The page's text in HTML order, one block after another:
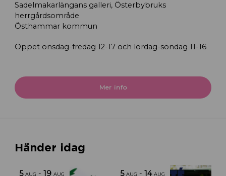
Sadelmakarlängans galleri, Österbybruks
herrgårdsområde
Östhammar kommun
Öppet onsdag-fredag 12-17 och lördag-söndag 11-16
Mer info
Händer idag
5 AUG -19 AUG 5 AUG -14 AUG